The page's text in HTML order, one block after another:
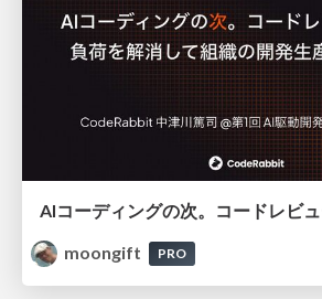
moongift
PRO